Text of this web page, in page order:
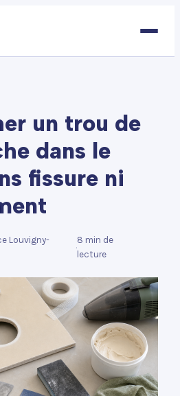
un trou de
dans le
fissure ni
Louvigny-
·
8 min de
lecture